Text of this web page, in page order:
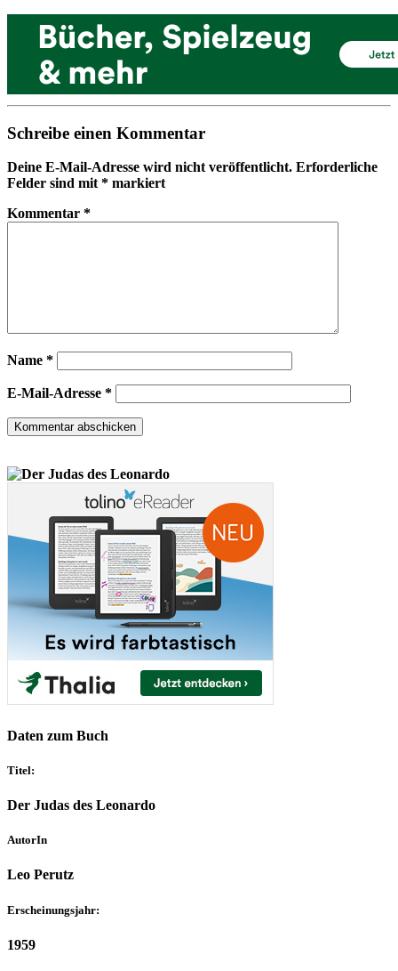
Schreibe einen Kommentar
Deine E-Mail-Adresse wird nicht veröffentlicht. Erforderliche
Felder sind mit* markiert
Kommentar *
Name *
E-Mail-Adresse *
Daten zum Buch
Titel:
Der Judas des Leonardo
AutorIn
Leo Perutz
Erscheinungsjahr:
1959